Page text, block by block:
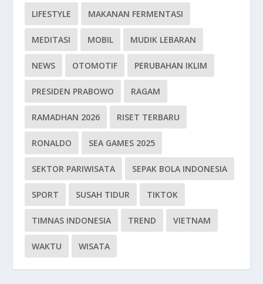
LIFESTYLE MAKANAN FERMENTASI
MEDITASI MOBIL MUDIK LEBARAN
NEWS OTOMOTIF PERUBAHAN IKLIM
PRESIDEN PRABOWO RAGAM
RAMADHAN 2026 RISET TERBARU
RONALDO SEA GAMES 2025
SEKTOR PARIWISATA SEPAK BOLA INDONESIA
SPORT SUSAH TIDUR TIKTOK
TIMNAS INDONESIA TREND VIETNAM
WAKTU WISATA